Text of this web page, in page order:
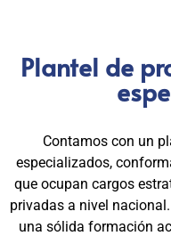
Plantel de
Contamos con un
especializados,
que ocupan cargos
privadas a nivel
una sólida formación